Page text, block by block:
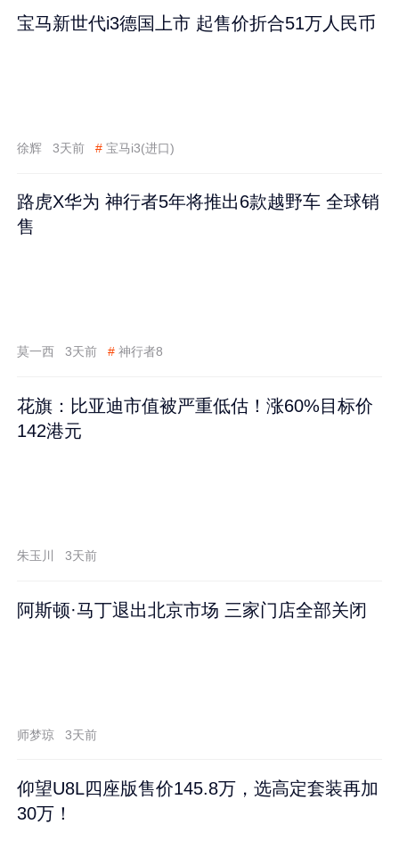
宝马新世代i3德国上市 起售价折合51万人民币
徐辉 3天前 # 宝马i3(进口)
路虎X华为 神行者5年将推出6款越野车 全球销
售
莫一西 3天前 # 神行者8
花旗：比亚迪市值被严重低估！涨60%目标价
142港元
朱玉川 3天前
阿斯顿·马丁退出北京市场 三家门店全部关闭
师梦琼 3天前
仰望U8L四座版售价145.8万，选高定套装再加
30万！